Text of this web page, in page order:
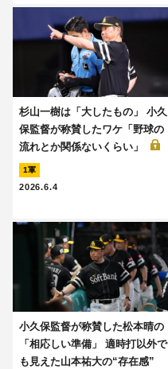
杉山一樹は「大したもの」 小久
保監督が称賛したワケ「野球の
流れとか関係ないくらい」
1軍
2026.6.4
小久保監督が称賛した松本晴の
「相応しい準備」 適時打以外で
も見えた山本祐大の“存在感”